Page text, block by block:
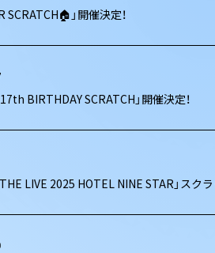
SCRATCH🏠」開催決定！
17th BIRTHDAY SCRATCH」開催決定！
THE LIVE 2025 HOTEL NINE STAR」スク